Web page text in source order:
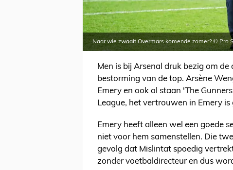
Naar wie zwaait Overmars komende zomer? © Pro
Men is bij Arsenal druk bezig om
bestorming van de top. Arsène
Emery en ook al staan 'The
League, het vertrouwen in Emery is
Emery heeft alleen wel een goede
niet voor hem samenstellen. Die
gevolg dat Mislintat spoedig
zonder voetbaldirecteur en dus